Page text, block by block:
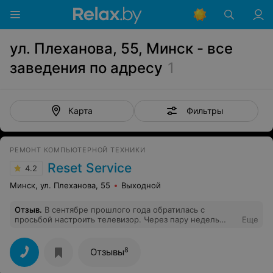
ул. Плеханова, 55, Минск - все
заведения по адресу 1
Карта Фильтры
РЕМОНТ КОМПЬЮТЕРНОЙ ТЕХНИКИ
4.2 Reset Service
Минск, ул. Плеханова, 55 Выходной
Отзыв. В сентябре прошлого года обратилась с
просьбой настроить телевизор. Через пару недель
доверчивостью, взял оплату наличными, что было
условием фирмы. Почти сразу я поняла, что мой заказ
не выполнен и начала длительные переговоры по
телефону. Со мной стали связываться по Вайберу и в
Еще
Отзывы8